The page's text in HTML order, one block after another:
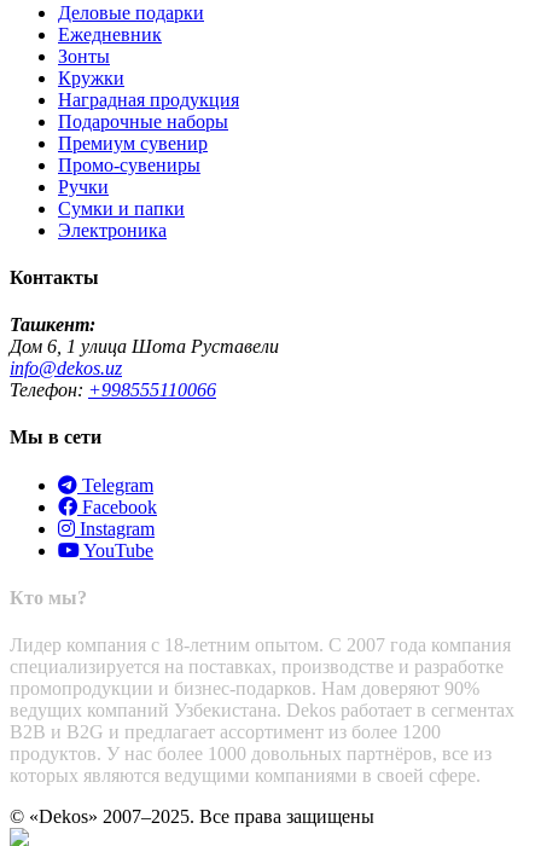
Деловые подарки
Ежедневник
Зонты
Кружки
Наградная продукция
Подарочные наборы
Премиум сувенир
Промо-сувениры
Ручки
Сумки и папки
Электроника
Контакты
Ташкент:
Дом 6, 1 улица Шота Руставели
info@dekos.uz
Телефон: +998555110066
Мы в сети
Telegram
Facebook
Instagram
YouTube
Кто мы?
Лидер компания с 18-летним опытом. С 2007 года компания
специализируется на поставках, производстве и разработке
промопродукции и бизнес-подарков. Нам доверяют 90%
ведущих компаний Узбекистана. Dekos работает в сегментах
B2B и B2G и предлагает ассортимент из более 1200
продуктов. У нас более 1000 довольных партнёров, все из
которых являются ведущими компаниями в своей сфере.
© «Dekos» 2007–2025. Все права защищены